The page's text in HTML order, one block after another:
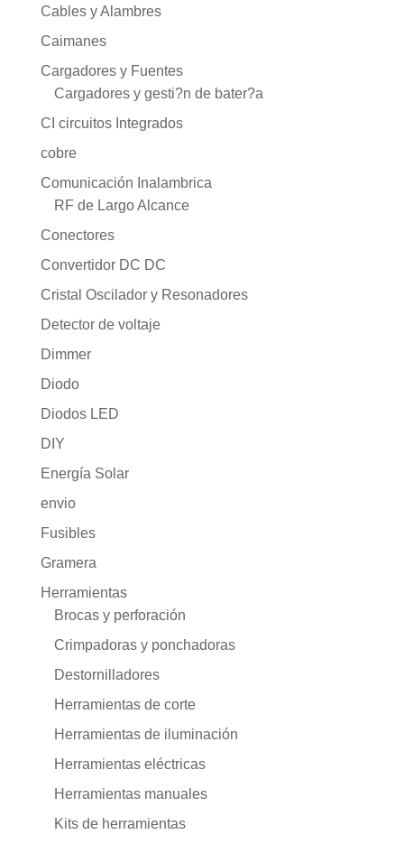
Cables y Alambres
Caimanes
Cargadores y Fuentes
Cargadores y gesti?n de bater?a
CI circuitos Integrados
cobre
Comunicación Inalambrica
RF de Largo Alcance
Conectores
Convertidor DC DC
Cristal Oscilador y Resonadores
Detector de voltaje
Dimmer
Diodo
Diodos LED
DIY
Energía Solar
envio
Fusibles
Gramera
Herramientas
Brocas y perforación
Crimpadoras y ponchadoras
Destornilladores
Herramientas de corte
Herramientas de iluminación
Herramientas eléctricas
Herramientas manuales
Kits de herramientas